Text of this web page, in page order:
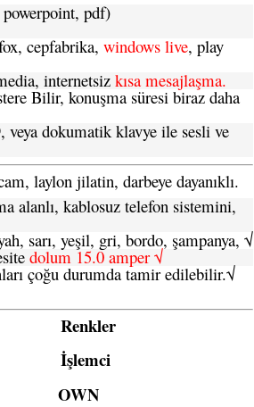
pdf)
cepfabrika, windows live, play
internetsizkısa mesajlaşma.
Bilir, konuşma süresi biraz daha
dokumatik klavye ile sesli ve
laylon jilatin, darbeye dayanıklı.
alanlı, kablosuz telefon sistemini,
sarı, yeşil, gri, bordo, şampanya, √
dolum 15.0 amper √
çoğu durumda tamir edilebilir.√
Renkler
İşlemci
OWN